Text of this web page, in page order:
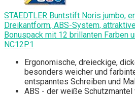
STAEDTLER Buntstift Noris jumbo,
Dreikantform, ABS-System,
Bonuspack mit 12 brillanten Farben
NC12P1
Ergonomische, dreieckige,
besonders weicher und
entspanntes Schreiben und
ABS - der weiße